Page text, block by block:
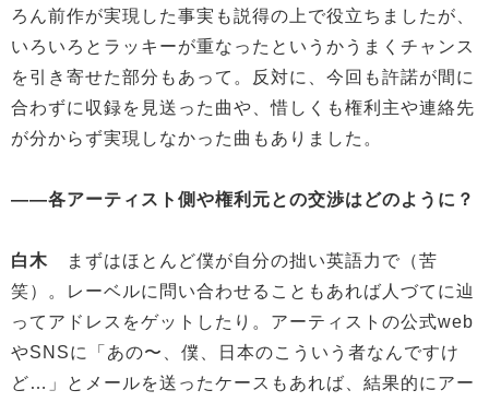
ろん前作が実現した事実も説得の上で役立ちましたが、
いろいろとラッキーが重なったというかうまくチャンス
を引き寄せた部分もあって。反対に、今回も許諾が間に
合わずに収録を見送った曲や、惜しくも権利主や連絡先
が分からず実現しなかった曲もありました。
——各アーティスト側や権利元との交渉はどのように？
白木 まずはほとんど僕が自分の拙い英語力で（苦
笑）。レーベルに問い合わせることもあれば人づてに辿
ってアドレスをゲットしたり。アーティストの公式web
やSNSに「あの〜、僕、日本のこういう者なんですけ
ど…」とメールを送ったケースもあれば、結果的にアー